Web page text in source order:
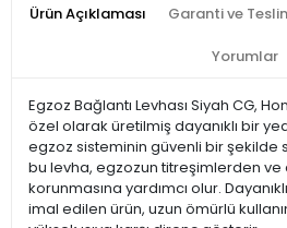
Ürün Açıklaması Garanti ve
Yorumlar
Egzoz Bağlantı Levhası Siyah CG,
özel olarak üretilmiş dayanıklı bir
egzoz sisteminin güvenli bir şekilde
bu levha, egzozun titreşimlerden
korunmasına yardımcı olur.
imal edilen ürün, uzun ömürlü